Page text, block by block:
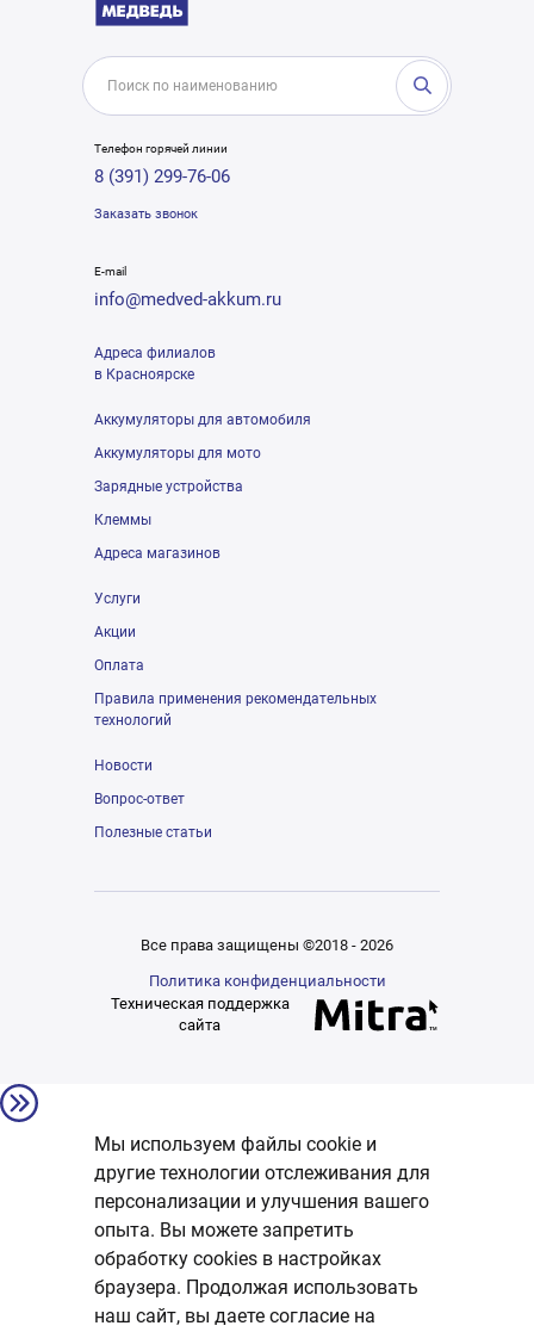
Телефон горячей линии
8 (391) 299-76-06
Заказать звонок
E-mail
info@medved-akkum.ru
Адреса филиалов
в Красноярске
Аккумуляторы для автомобиля
Аккумуляторы для мото
Зарядные устройства
Клеммы
Адреса магазинов
Услуги
Акции
Оплата
Правила применения рекомендательных
технологий
Новости
Вопрос-ответ
Полезные статьи
Все права защищены ©2018 - 2026
Политика конфиденциальности
Техническая поддержка
сайта
Мы используем файлы cookie и
другие технологии отслеживания для
персонализации и улучшения вашего
опыта. Вы можете запретить
обработку сookies в настройках
браузера. Продолжая использовать
наш сайт, вы даете согласие на